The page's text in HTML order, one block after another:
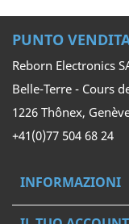
PUNTO
Reborn Electronics
Belle-Terre - Cours
1226 Thônex,
+41(0)77 504 68 24
INFORMAZIONI